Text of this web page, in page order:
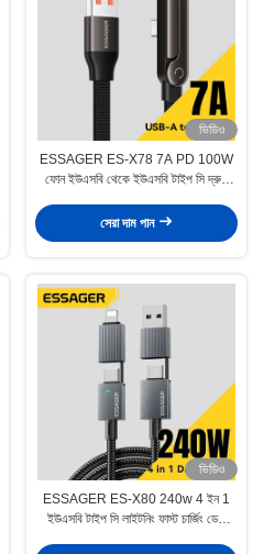
ভিডিও
ESSAGER ES-X78 7A PD 100W
ফোন ইউএসবি থেকে ইউএসবি টাইপ সি দ্রুত
সেরা দাম পান
ভিডিও
ESSAGER ES-X80 240w 4 ইন 1
ইউএসবি টাইপ সি লাইটনিং ফাস্ট চার্জিং ডেটা